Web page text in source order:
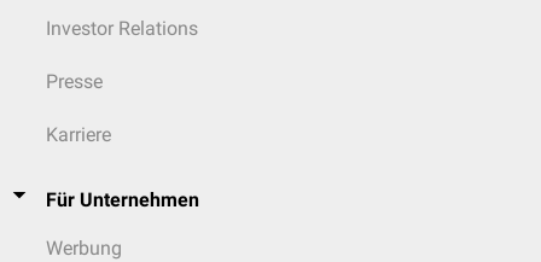
Investor Relations
Presse
Karriere
Für Unternehmen
Werbung